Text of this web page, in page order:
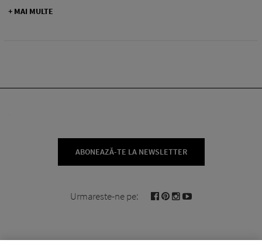
+ MAI MULTE
ABONEAZĂ-TE LA NEWSLETTER
Urmareste-ne pe: